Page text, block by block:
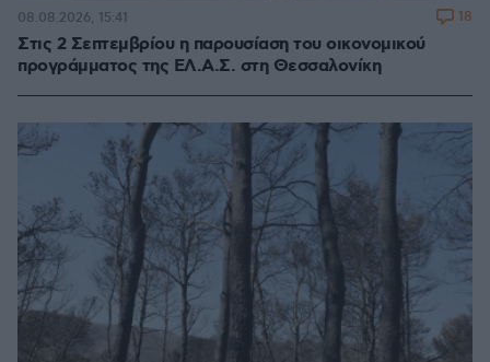
Στις 2 Σεπτεμβρίου η παρουσίαση του οικονομικού
προγράμματος της ΕΛ.Α.Σ. στη Θεσσαλονίκη
08.08.2026, 15:41 18